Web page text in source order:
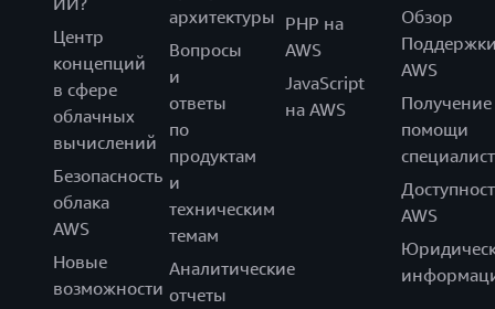
Центр
концепций
в сфере
облачных
вычислений
Безопасность
облака
AWS
Новые
возможности
архитектуры
Вопросы
и
ответы
по
продуктам
и
техническим
темам
Аналитические
отчеты
PHP на
AWS
JavaScript
на AWS
Обзор
AWS
Получение
помощи
AWS